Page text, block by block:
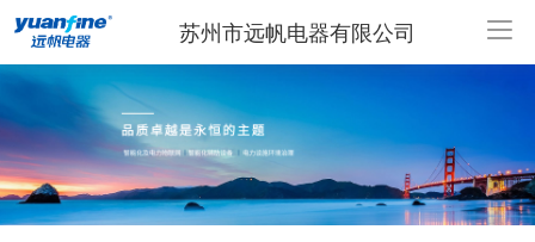
苏州市远帆电器有限公司